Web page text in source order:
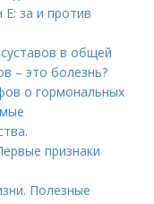
за и против
в общей
– это болезнь?
о гормональных
признаки
Полезные